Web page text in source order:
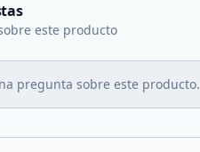
este producto
pregunta sobre este producto.